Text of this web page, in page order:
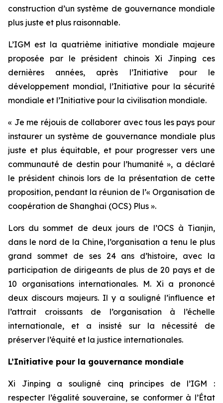
construction d’un système de gouvernance mondiale
plus juste et plus raisonnable.
L’IGM est la quatrième initiative mondiale majeure
proposée par le président chinois Xi Jinping ces
dernières années, après l’Initiative pour le
développement mondial, l’Initiative pour la sécurité
mondiale et l’Initiative pour la civilisation mondiale.
« Je me réjouis de collaborer avec tous les pays pour
instaurer un système de gouvernance mondiale plus
juste et plus équitable, et pour progresser vers une
communauté de destin pour l’humanité », a déclaré
le président chinois lors de la présentation de cette
proposition, pendant la réunion de l’« Organisation de
coopération de Shanghai (OCS) Plus ».
Lors du sommet de deux jours de l’OCS à Tianjin,
dans le nord de la Chine, l’organisation a tenu le plus
grand sommet de ses 24 ans d’histoire, avec la
participation de dirigeants de plus de 20 pays et de
10 organisations internationales. M. Xi a prononcé
deux discours majeurs. Il y a souligné l’influence et
l’attrait croissants de l’organisation à l’échelle
internationale, et a insisté sur la nécessité de
préserver l’équité et la justice internationales.
L’Initiative pour la gouvernance mondiale
Xi Jinping a souligné cinq principes de l’IGM :
respecter l’égalité souveraine, se conformer à l’État